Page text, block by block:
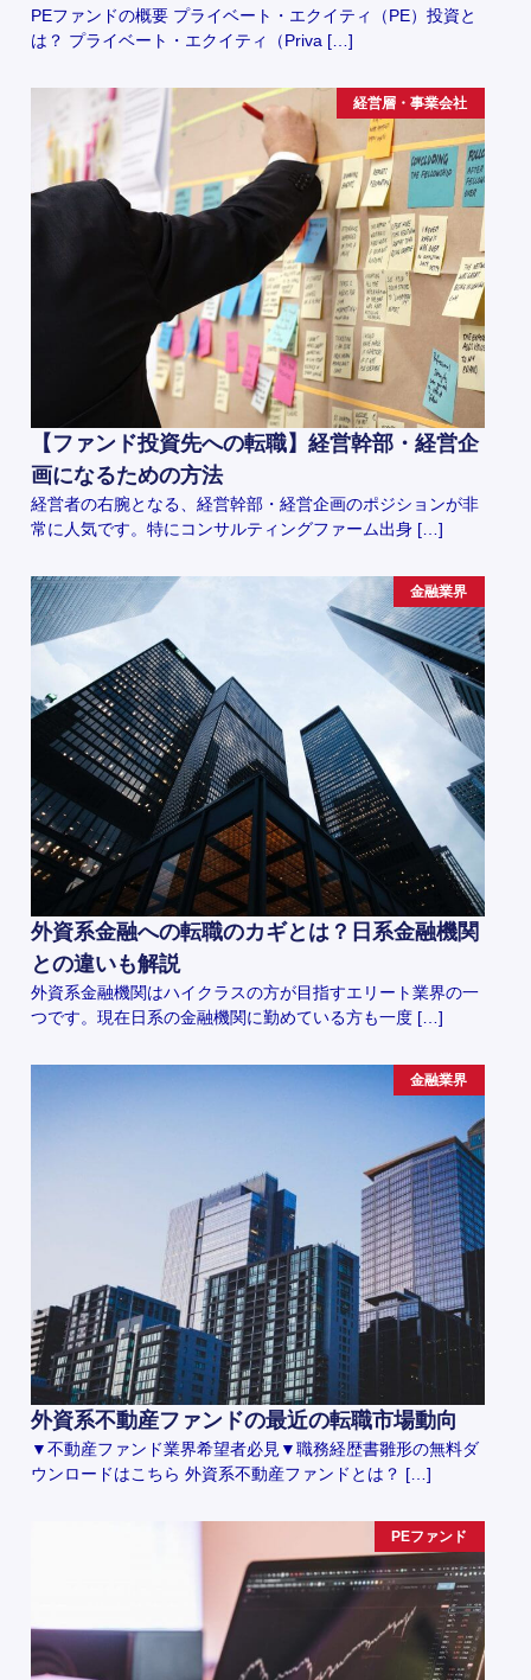
PEファンドの概要 プライベート・エクイティ（PE）投資と
は？ プライベート・エクイティ（Priva […]
経営層・事業会社
【ファンド投資先への転職】経営幹部・経営企
画になるための方法
経営者の右腕となる、経営幹部・経営企画のポジションが非
常に人気です。特にコンサルティングファーム出身 […]
金融業界
外資系金融への転職のカギとは？日系金融機関
との違いも解説
外資系金融機関はハイクラスの方が目指すエリート業界の一
つです。現在日系の金融機関に勤めている方も一度 […]
金融業界
外資系不動産ファンドの最近の転職市場動向
▼不動産ファンド業界希望者必見▼職務経歴書雛形の無料ダ
ウンロードはこちら 外資系不動産ファンドとは？ […]
PEファンド